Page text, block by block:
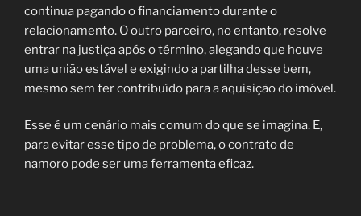
continua pagando o financiamento durante o
relacionamento. O outro parceiro, no entanto, resolve
entrar na justiça após o término, alegando que houve
uma união estável e exigindo a partilha desse bem,
mesmo sem ter contribuído para a aquisição do imóvel.
Esse é um cenário mais comum do que se imagina. E,
para evitar esse tipo de problema, o contrato de
namoro pode ser uma ferramenta eficaz.